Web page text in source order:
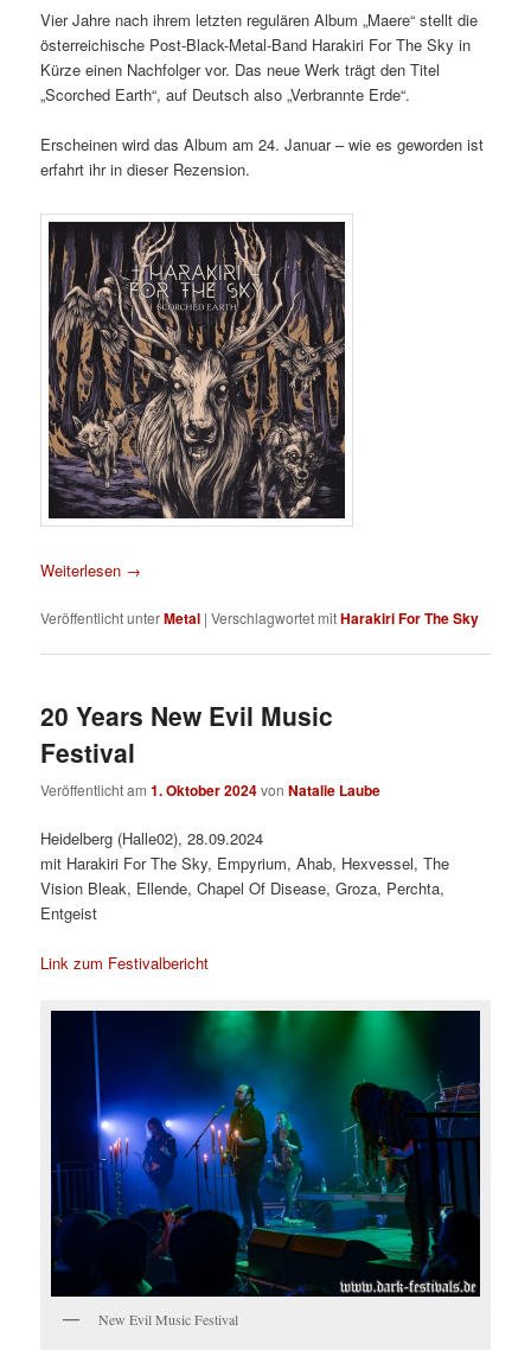
Vier Jahre nach ihrem letzten regulären Album „Maere“ stellt die
österreichische Post-Black-Metal-Band Harakiri For The Sky in
Kürze einen Nachfolger vor. Das neue Werk trägt den Titel
„Scorched Earth“, auf Deutsch also „Verbrannte Erde“.
Erscheinen wird das Album am 24. Januar – wie es geworden ist
erfahrt ihr in dieser Rezension.
Weiterlesen →
Veröffentlicht unterMetal |Verschlagwortet mitHarakiri For The Sky
20 Years New Evil Music
Festival
Veröffentlicht am1. Oktober 2024vonNatalie Laube
Heidelberg (Halle02), 28.09.2024
mit Harakiri For The Sky, Empyrium, Ahab, Hexvessel, The
Vision Bleak, Ellende, Chapel Of Disease, Groza, Perchta,
Entgeist
Link zum Festivalbericht
New Evil Music Festival